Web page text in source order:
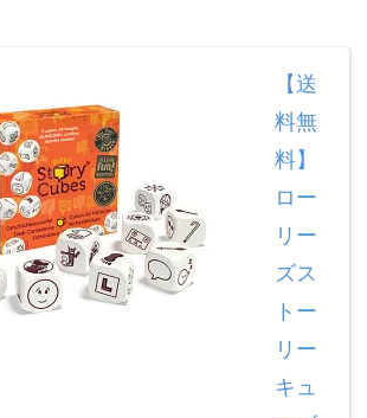
【送
料無
料】
ロー
リー
ズス
トー
リー
キュ